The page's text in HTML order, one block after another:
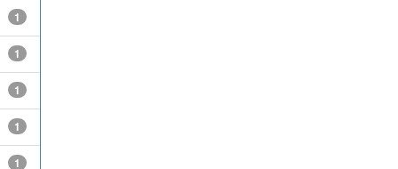
1
1
1
1
1